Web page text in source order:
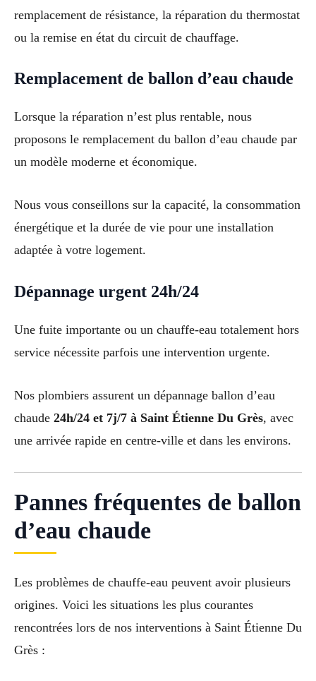
remplacement de résistance, la réparation du thermostat
ou la remise en état du circuit de chauffage.
Remplacement de ballon d’eau chaude
Lorsque la réparation n’est plus rentable, nous
proposons le remplacement du ballon d’eau chaude par
un modèle moderne et économique.
Nous vous conseillons sur la capacité, la consommation
énergétique et la durée de vie pour une installation
adaptée à votre logement.
Dépannage urgent 24h/24
Une fuite importante ou un chauffe-eau totalement hors
service nécessite parfois une intervention urgente.
Nos plombiers assurent un dépannage ballon d’eau
chaude 24h/24 et 7j/7 à Saint Étienne Du Grès, avec
une arrivée rapide en centre-ville et dans les environs.
Pannes fréquentes de ballon
d’eau chaude
Les problèmes de chauffe-eau peuvent avoir plusieurs
origines. Voici les situations les plus courantes
rencontrées lors de nos interventions à Saint Étienne Du
Grès :